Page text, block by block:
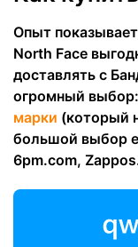
Опыт
North Face
доставлять с
огромный
марки (который
большой выбор
6pm.com,